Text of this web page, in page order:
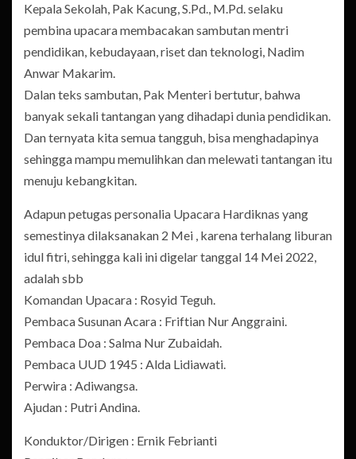
Kepala Sekolah, Pak Kacung, S.Pd., M.Pd. selaku
pembina upacara membacakan sambutan mentri
pendidikan, kebudayaan, riset dan teknologi, Nadim
Anwar Makarim.
Dalan teks sambutan, Pak Menteri bertutur, bahwa
banyak sekali tantangan yang dihadapi dunia pendidikan.
Dan ternyata kita semua tangguh, bisa menghadapinya
sehingga mampu memulihkan dan melewati tantangan itu
menuju kebangkitan.
Adapun petugas personalia Upacara Hardiknas yang
semestinya dilaksanakan 2 Mei , karena terhalang liburan
idul fitri, sehingga kali ini digelar tanggal 14 Mei 2022,
adalah sbb
Komandan Upacara : Rosyid Teguh.
Pembaca Susunan Acara : Friftian Nur Anggraini.
Pembaca Doa : Salma Nur Zubaidah.
Pembaca UUD 1945 : Alda Lidiawati.
Perwira : Adiwangsa.
Ajudan : Putri Andina.
Konduktor/Dirigen : Ernik Febrianti